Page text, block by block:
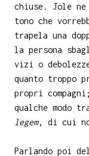
chiuse. Jole
tono che
trapela una
la persona
vizi o
quanto troppo
propri
qualche modo
legem, di cui
Parlando poi